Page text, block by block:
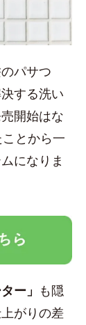
パサつ
する洗い
開始はな
とから一
になりま
ー」 も隠
がりの差